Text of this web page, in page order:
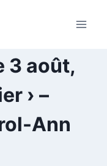
3 août,
› –
Ann